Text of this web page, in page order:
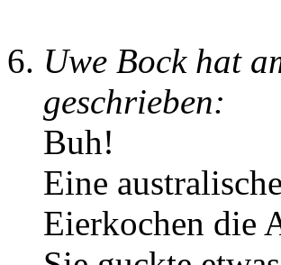
Uwe Bock hat
geschrieben:
Buh!
Eine
Eierkochen die